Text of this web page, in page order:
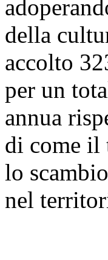
della
accolto
per un
annua
di come il
lo
nel